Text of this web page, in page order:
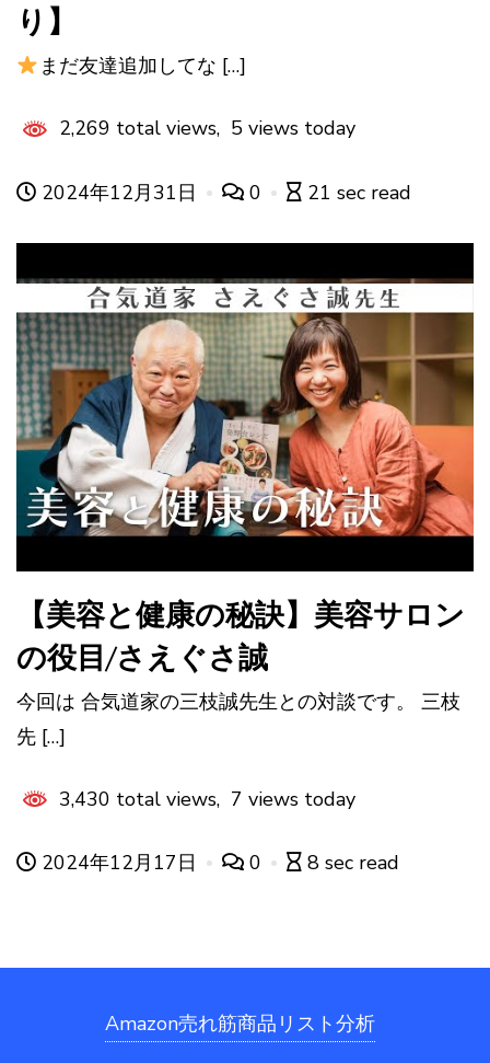
り】
まだ友達追加してな […]
2,269 total views, 5 views today
2024年12月31日 0 21 sec read
【美容と健康の秘訣】美容サロン
の役目/さえぐさ誠
今回は 合気道家の三枝誠先生との対談です。 三枝
先 […]
3,430 total views, 7 views today
2024年12月17日 0 8 sec read
Amazon売れ筋商品リスト分析